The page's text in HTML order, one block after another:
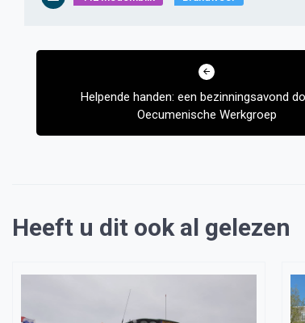
Bericht
Helpende handen: een bezinningsavond
Oecumenische Werkgroep
Heeft u dit ook al gelezen